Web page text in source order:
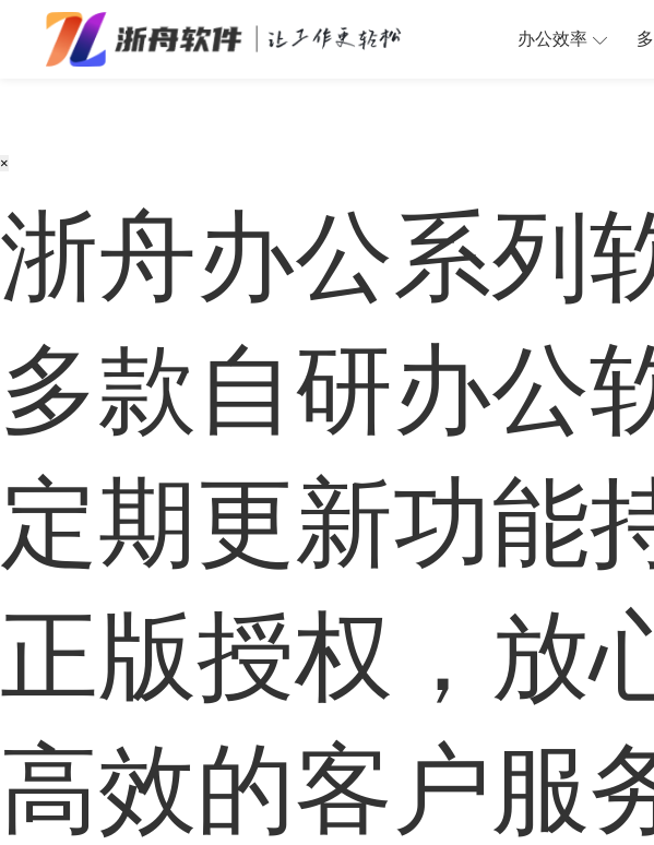
系统工具
在线应用
办公效率
×
浙舟办公系列
多款自研办公
定期更新功能
正版授权，放
高效的客户服